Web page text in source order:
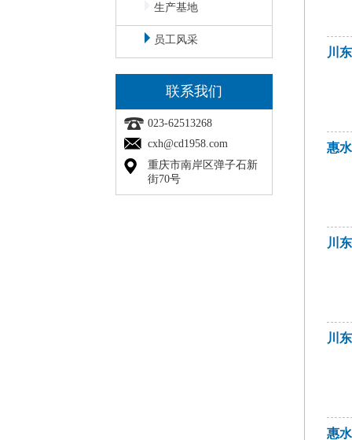
生产基地
员工风采
联系我们
023-62513268
cxh@cd1958.com
重庆市南岸区弹子石新
街70号
川
惠
川
川
惠